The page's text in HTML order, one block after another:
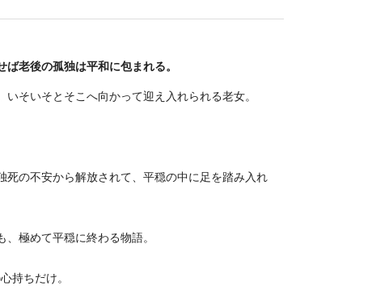
老後の孤独は平和に包まれる。
そいそとそこへ向かって迎え入れられる老女。
の不安から解放されて、平穏の中に足を踏み入れ
極めて平穏に終わる物語。
持ちだけ。